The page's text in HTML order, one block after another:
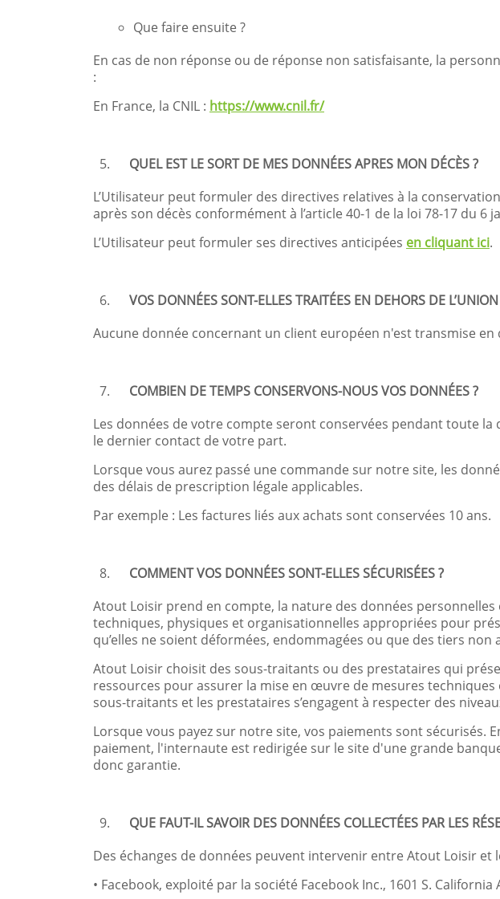
Que faire ensuite ?
En cas de non réponse ou de réponse non satisfaisante, la
:
En France, la CNIL : https://www.cnil.fr/
QUEL EST LE SORT DE MES DONNÉES APRES MON DÉCÈS ?
L’Utilisateur peut formuler des directives relatives à la
après son décès conformément à l’article 40-1 de la loi 78-17 du
L’Utilisateur peut formuler ses directives anticipées en cliquant ici.
VOS DONNÉES SONT-ELLES TRAITÉES EN DEHORS DE
Aucune donnée concernant un client européen n'est transmise
COMBIEN DE TEMPS CONSERVONS-NOUS VOS DONNÉES ?
Les données de votre compte seront conservées pendant toute
le dernier contact de votre part.
Lorsque vous aurez passé une commande sur notre site, les
des délais de prescription légale applicables.
Par exemple : Les factures liés aux achats sont conservées 10 ans.
COMMENT VOS DONNÉES SONT-ELLES SÉCURISÉES ?
Atout Loisir prend en compte, la nature des données
techniques, physiques et organisationnelles appropriées pour
qu’elles ne soient déformées, endommagées ou que des tiers non
Atout Loisir choisit des sous-traitants ou des prestataires qui
ressources pour assurer la mise en œuvre de mesures
sous-traitants et les prestataires s’engagent à respecter des
Lorsque vous payez sur notre site, vos paiements sont
paiement, l'internaute est redirigée sur le site d'une grande
donc garantie.
QUE FAUT-IL SAVOIR DES DONNÉES COLLECTÉES PAR LES
Des échanges de données peuvent intervenir entre Atout Loisir
• Facebook, exploité par la société Facebook Inc., 1601 S.